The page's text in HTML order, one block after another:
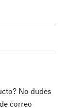
No dudes
correo